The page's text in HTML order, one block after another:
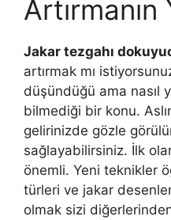
Artırmanın
Jakar tezgahı
artırmak mı
düşündüğü ama nasıl
bilmediği bir konu.
gelirinizde gözle
sağlayabilirsiniz. İlk
önemli. Yeni teknikler
türleri ve jakar
olmak sizi